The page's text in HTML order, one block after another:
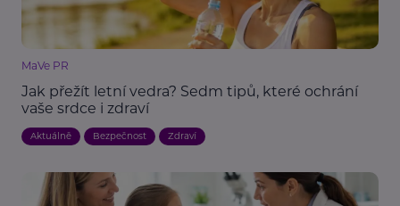
MaVe PR
Jak přežít letní vedra? Sedm tipů, které ochrání
vaše srdce i zdraví
Aktuálně Bezpečnost Zdraví